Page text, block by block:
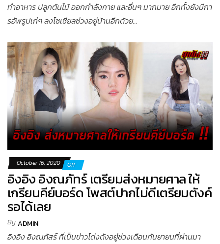
ทำอาหาร ปลูกต้นไม้ ออกกำลังกาย และอื่นๆ มากมาย อีกทั้งยังมีกา
รอัพรูปเก๋ๆ ลงโซเชียลช่วงอยู่บ้านอีกด้วย…
October 16, 2020 Off
อิงอิง อิงณภัทร์ เตรียมส่งหมายศาล ให้
เกรียนคีย์บอร์ด โพสต์ปากไม่ดีเตรียมตังค์
รอได้เลย
ByADMIN
อิงอิง อิงณภัสร์ ที่เป็นข่าวโด่งดังอยู่ช่วงเดือนกันยายนที่ผ่านมา